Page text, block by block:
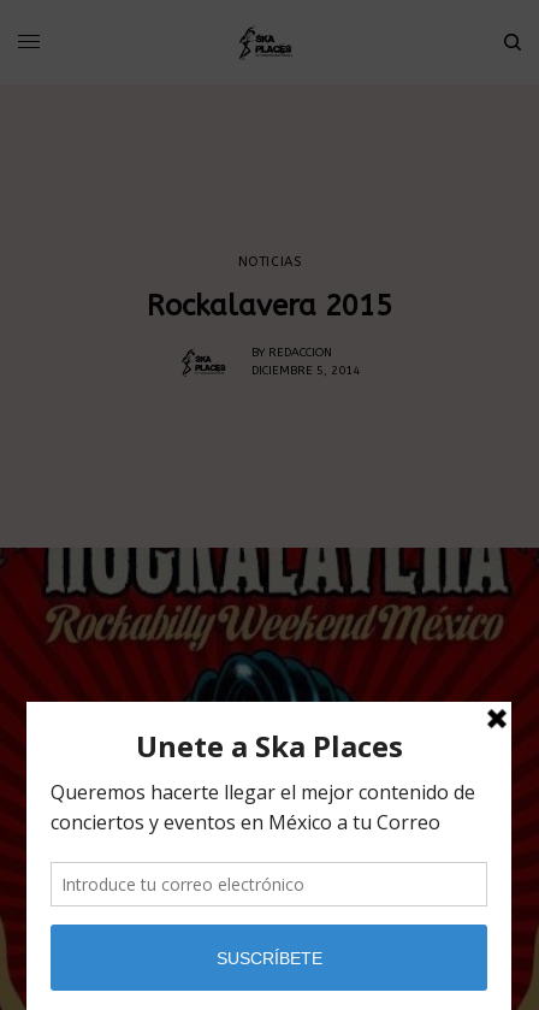
NOTICIAS
Rockalavera 2015
BY REDACCION
DICIEMBRE 5, 2014